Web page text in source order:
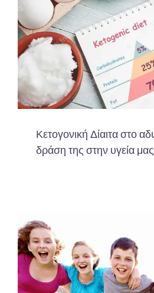
Κετογονική Δίαιτα στο
δράση της στην υγεία